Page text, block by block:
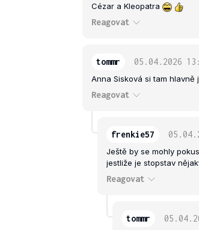
Cézar a Kleopatra
Reagovat
tommr 05.04.2026
Anna Sisková si tam
Reagovat
frenkie57
Ještě by se mohly
jestliže je stopstav
Reagovat
tommr